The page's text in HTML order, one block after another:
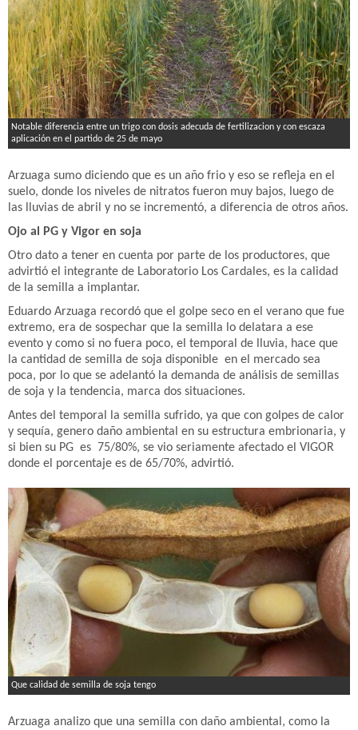
Notable diferencia entre un trigo con dosis adecuda de fertilizacion y con escaza
aplicación en el partido de 25 de mayo
Arzuaga sumo diciendo que es un año frio y eso se refleja en el
suelo, donde los niveles de nitratos fueron muy bajos, luego de
las lluvias de abril y no se incrementó, a diferencia de otros años.
Ojo al PG y Vigor en soja
Otro dato a tener en cuenta por parte de los productores, que
advirtió el integrante de Laboratorio Los Cardales, es la calidad
de la semilla a implantar.
Eduardo Arzuaga recordó que el golpe seco en el verano que fue
extremo, era de sospechar que la semilla lo delatara a ese
evento y como si no fuera poco, el temporal de lluvia, hace que
la cantidad de semilla de soja disponible en el mercado sea
poca, por lo que se adelantó la demanda de análisis de semillas
de soja y la tendencia, marca dos situaciones.
Antes del temporal la semilla sufrido, ya que con golpes de calor
y sequía, genero daño ambiental en su estructura embrionaria, y
si bien su PG es 75/80%, se vio seriamente afectado el VIGOR
donde el porcentaje es de 65/70%, advirtió.
Que calidad de semilla de soja tengo
Arzuaga analizo que una semilla con daño ambiental, como la